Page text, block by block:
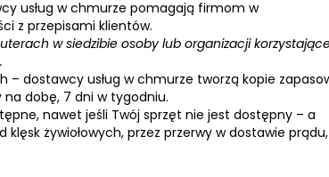
usług w chmurze pomagają firmom w
z przepisami klientów.
w siedzibie osoby lub organizacji
dostawcy usług w chmurze tworzą kopie
dobę, 7 dni w tygodniu.
nawet jeśli Twój sprzęt nie jest dostępny – a
żywiołowych, przez przerwy w dostawie